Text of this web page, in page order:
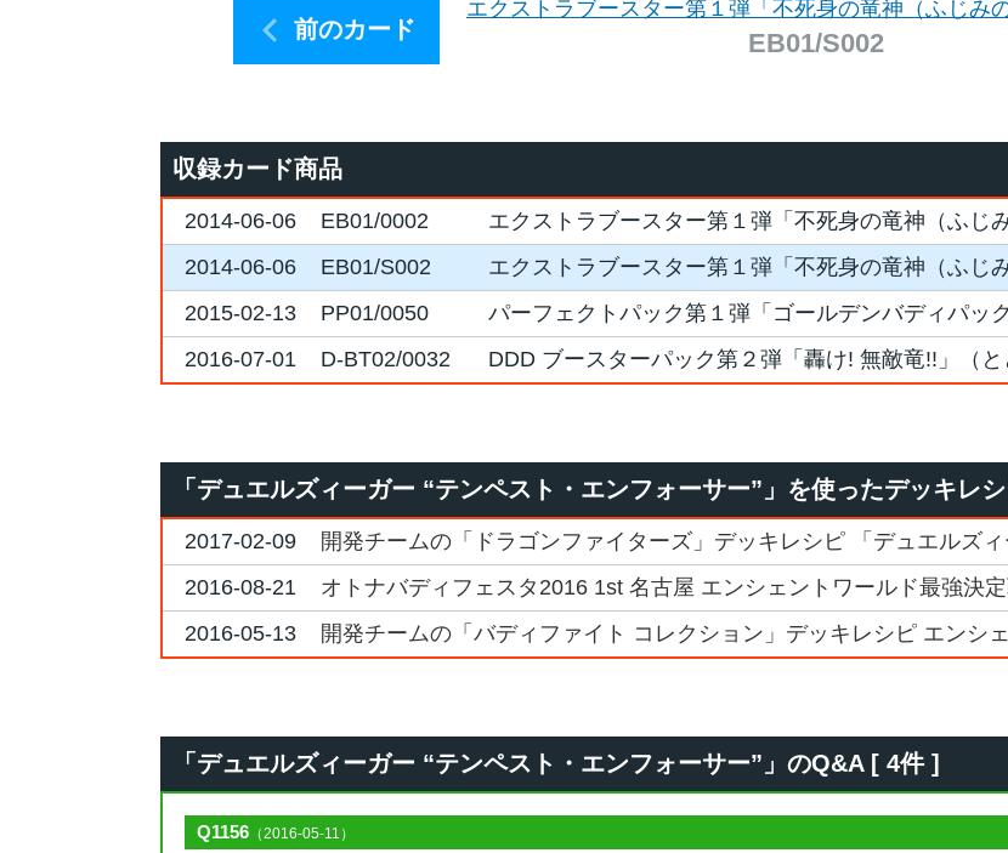
前のカード
エクストラブースター第１弾「不死身の竜神（ふじみ
EB01/S002
収録カード商品
2014-06-06 EB01/0002
エクストラブースター第１弾「不死身の竜神（ふじ
2014-06-06
EB01/S002
エクストラブースター第１弾「不死身の竜神（ふじ
2015-02-13
PP01/0050
パーフェクトパック第１弾「ゴールデンバディパック
2016-07-01
D-BT02/0032 DDD ブースターパック第２弾「轟け! 無敵竜!!」（と
「デュエルズィーガー “テンペスト・エンフォーサー”」を使ったデッキレ
2017-02-09
開発チームの「ドラゴンファイターズ」デッキレシピ 「デュエルズィ
2016-08-21
オトナバディフェスタ2016 1st 名古屋 エンシェントワールド最強決
2016-05-13
開発チームの「バディファイト コレクション」デッキレシピ エンシ
「デュエルズィーガー “テンペスト・エンフォーサー”」のQ&A [ 4件 ]
Q1156 （2016-05-11）